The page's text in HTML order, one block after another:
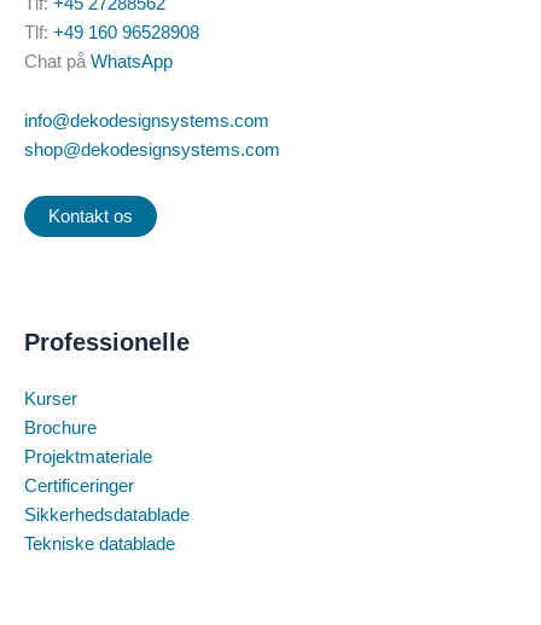
Tlf: +49 160 96528908
Chat på WhatsApp
info@dekodesignsystems.com
shop@dekodesignsystems.com
Kontakt os
Professionelle
Kurser
Brochure
Projektmateriale
Certificeringer
Sikkerhedsdatablade
Tekniske datablade